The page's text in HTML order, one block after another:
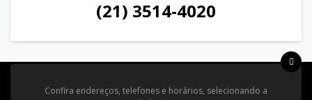
(21) 3514-4020
Confira endereços, telefones e horários, selecionando a